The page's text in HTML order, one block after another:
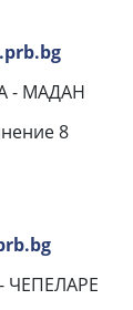
- МАДАН
8
ЧЕПЕЛАРЕ